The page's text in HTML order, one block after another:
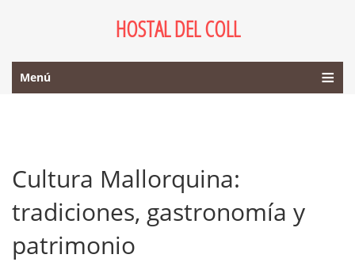
HOSTAL DEL COLL
Menú
Cultura Mallorquina:
tradiciones, gastronomía y
patrimonio